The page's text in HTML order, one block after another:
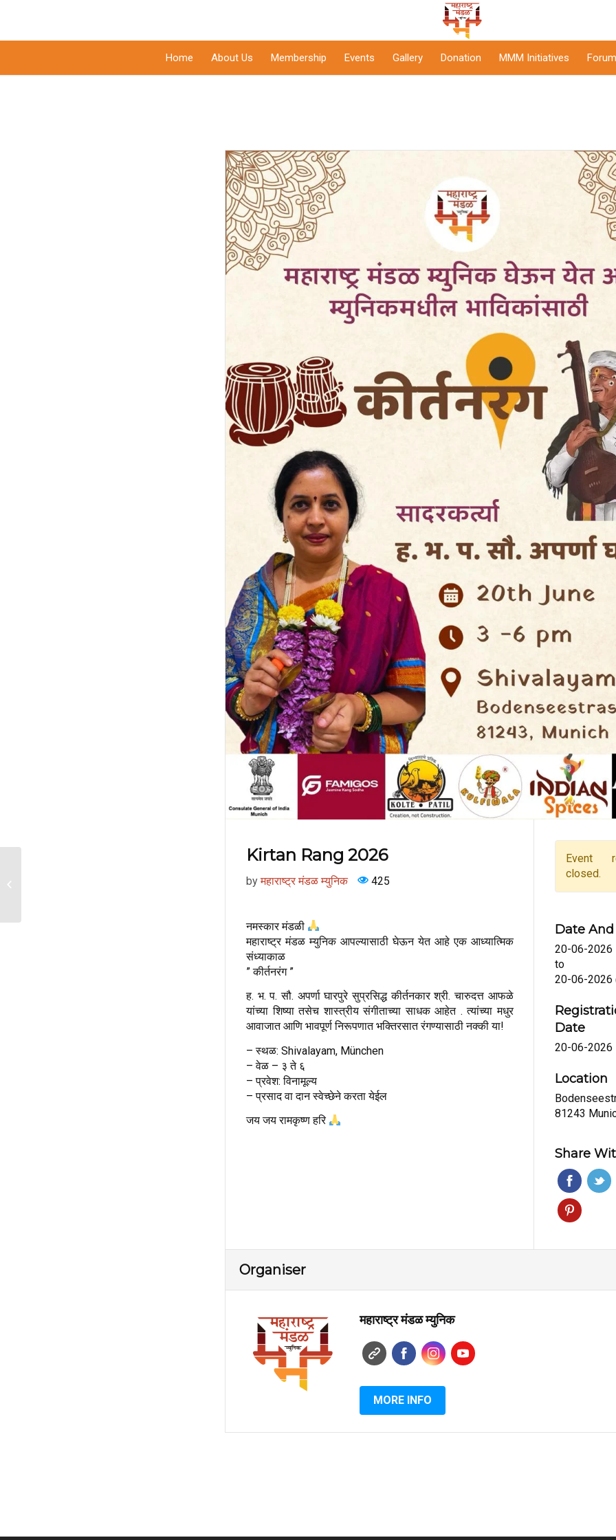
Home About Us Membership Events Gallery Donation MMM Initiatives
Kirtan Rang 2026
byमहाराष्ट्र मंडळ म्युनिक 425
नमस्कार मंडळी
महाराष्ट्र मंडळ म्युनिक आपल्यासाठी घेऊन येत आहे एक आध्यात्मिक
संध्याकाळ
” कीर्तनरंग ”
ह. भ. प. सौ. अपर्णा घारपुरे सुप्रसिद्ध कीर्तनकार श्री. चारुदत्त आफळे
यांच्या शिष्या तसेच शास्त्रीय संगीताच्या साधक आहेत . त्यांच्या मधुर
आवाजात आणि भावपूर्ण निरूपणात भक्तिरसात रंगण्यासाठी नक्की या!
– स्थळ: Shivalayam, München
– वेळ – ३ ते ६
– प्रवेश: विनामूल्य
– प्रसाद वा दान स्वेच्छेने करता येईल
जय जय रामकृष्ण हरि
Event
closed.
Date
20-06-2026
to
20-06-2026
Date
20-06-2026
Location
81243
Share
Organiser
महाराष्ट्र मंडळ म्युनिक
MORE INFO